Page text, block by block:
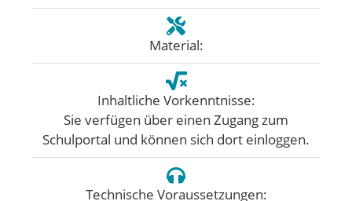
Material:
Inhaltliche Vorkenntnisse:
Sie verfügen über einen Zugang zum
Schulportal und können sich dort einloggen.
Technische Voraussetzungen: